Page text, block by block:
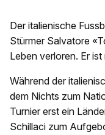
Der italienische
Stürmer Salvatore
Leben verloren. Er
Während der
dem Nichts zum
Turnier erst ein
Schillaci zum